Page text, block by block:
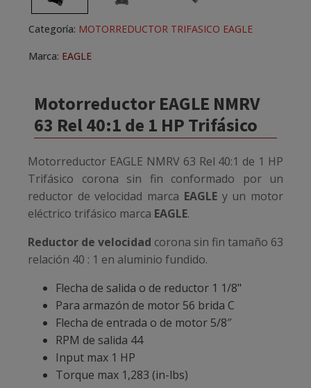
Motorreductor EAGLE NMRV
63 Rel 40:1 de 1 HP Trifásico
Motorreductor EAGLE NMRV 63 Rel 40:1 de 1 HP
Trifásico corona sin fin conformado por un
reductor de velocidad marca EAGLEy un motor
eléctrico trifásico marca EAGLE.
Reductor de velocidad corona sin fin tamaño 63
relación 40 : 1 en aluminio fundido.
Flecha de salida o de reductor 1 1/8"
Para armazón de motor 56 brida C
Flecha de entrada o de motor 5/8″
RPM de salida 44
Input max 1 HP
Torque max 1,283 (in-lbs)
Categoría: MOTORREDUCTOR TRIFASICO EAGLE
Marca: EAGLE